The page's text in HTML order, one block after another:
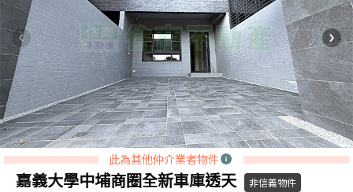
此為其他仲介業者物件
嘉義大學中埔商圈全新車庫透天 非信義物件